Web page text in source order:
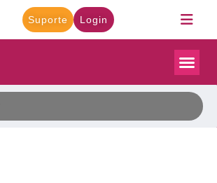
Suporte Login